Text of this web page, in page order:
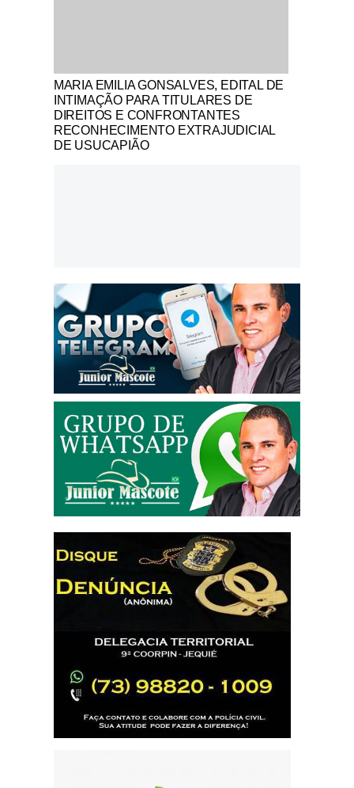
Notícias Católicas
MARIA EMILIA GONSALVES, EDITAL DE
INTIMAÇÃO PARA TITULARES DE
DIREITOS E CONFRONTANTES
RECONHECIMENTO EXTRAJUDICIAL
DE USUCAPIÃO